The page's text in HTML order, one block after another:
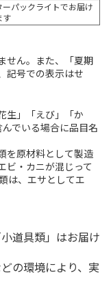
ーパックライトでお届け
す
せん。また、「夏期
記号での表示はせ
生」「えび」「か
でいる場合に品目名
を原材料として製造
ビ・カニが混じって
は、エサとしてエ
道具類」はお届け
の環境により、実